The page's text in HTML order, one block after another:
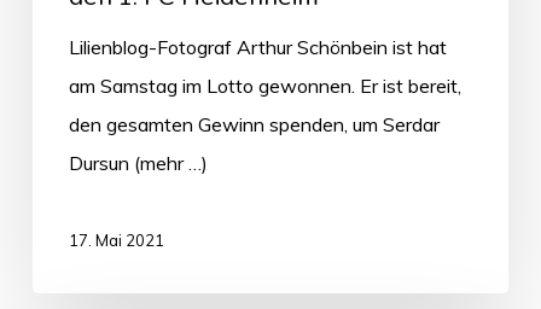
Lilienblog-Fotograf Arthur Schönbein ist hat
am Samstag im Lotto gewonnen. Er ist bereit,
den gesamten Gewinn spenden, um Serdar
Dursun (mehr …)
17. Mai 2021